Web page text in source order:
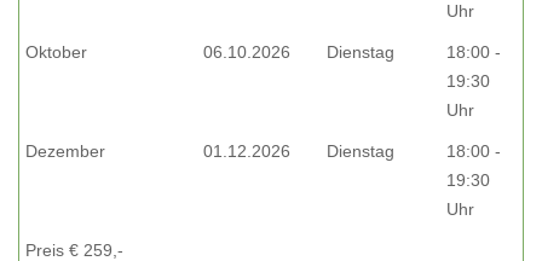
Uhr
Oktober 06.10.2026 Dienstag
18:00 -
19:30
Uhr
Dezember 01.12.2026 Dienstag
18:00 -
19:30
Uhr
Preis € 259,-